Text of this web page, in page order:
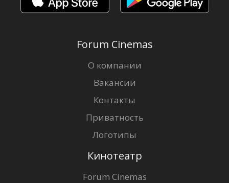
Forum Cinemas
О компании
Вакансии
Контакты
Приватность
Логотипы
Кинотеатр
Forum Cinemas